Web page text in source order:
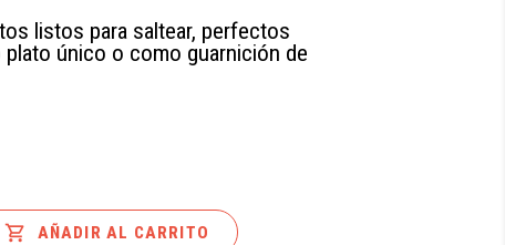
listos para saltear, perfectos
único o como guarnición de
 AÑADIR AL CARRITO